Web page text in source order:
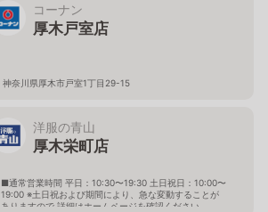
コーナン
厚木戸室店
神奈川県厚木市戸室1丁目29-15
洋服の青山
厚木栄町店
■通常営業時間 平日：10:30〜19:30 土日祝日：10:00〜
19:00 ※土日祝および期間により、急な変動することが
ありますので 詳細はホームページを確認ください